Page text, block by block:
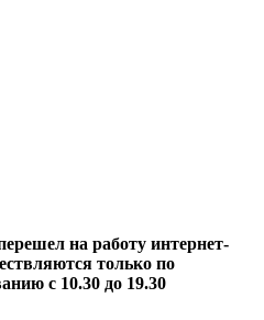
на работу интернет-
только по
с 10.30 до 19.30